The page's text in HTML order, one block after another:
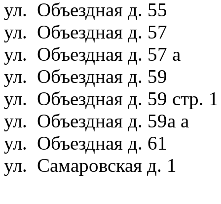
ул. Объездная д. 55
ул. Объездная д. 57
ул. Объездная д. 57 а
ул. Объездная д. 59
ул. Объездная д. 59 стр.
ул. Объездная д. 59а а
ул. Объездная д. 61
ул. Самаровская д. 1